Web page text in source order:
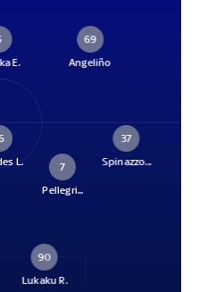
E.
69
Angeliño
L.
7
Pellegri...
37
Spinazzo...
90
Lukaku R.